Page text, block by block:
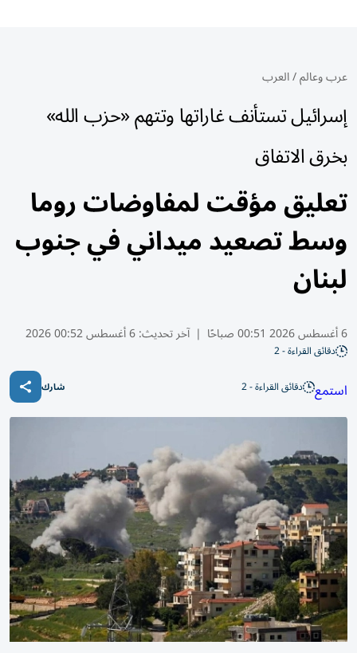
عرب وعالم/العرب
إسرائيل تستأنف غاراتها وتتهم «حزب الله»
بخرق الاتفاق
تعليق مؤقت لمفاوضات روما
وسط تصعيد ميداني في جنوب
لبنان
6 أغسطس 2026 00:51 صباحًا | آخر تحديث:6 أغسطس 00:52 2026
دقائق القراءة - 2
استمع دقائق القراءة - 2 شارك